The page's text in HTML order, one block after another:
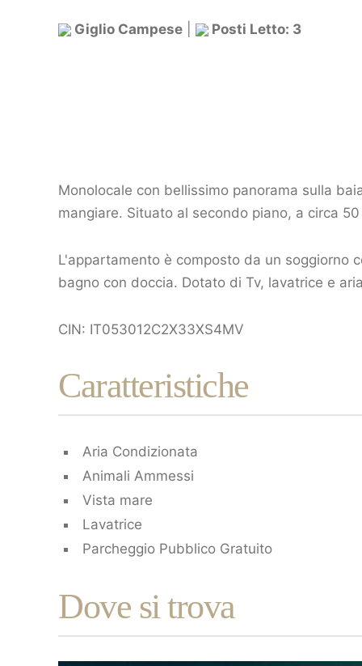
Giglio Campese Posti Letto: 3
Monolocale con bellissimo panorama sulla
mangiare. Situato al secondo piano, a circa
L'appartamento è composto da un soggiorno
bagno con doccia. Dotato di Tv, lavatrice e
CIN: IT053012C2X33XS4MV
Caratteristiche
Aria Condizionata
Animali Ammessi
Vista mare
Lavatrice
Parcheggio Pubblico Gratuito
Dove si trova